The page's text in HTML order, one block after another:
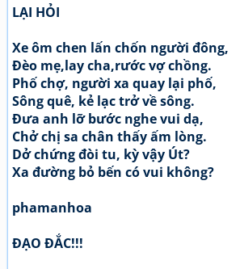
LẠI HỎI
Xe ôm chen lấn chốn người đông,
Đèo mẹ,lay cha,rước vợ chồng.
Phố chợ, người xa quay lại phố,
Sông quê, kẻ lạc trở về sông.
Đưa anh lỡ bước nghe vui dạ,
Chở chị sa chân thấy ấm lòng.
Dở chứng đòi tu, kỳ vậy Út?
Xa đường bỏ bến có vui không?
phamanhoa
ĐẠO ĐẮC!!!